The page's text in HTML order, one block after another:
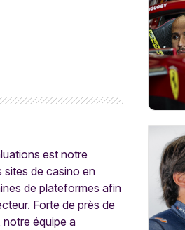
est notre
sites de casino en
de plateformes afin
Forte de près de
notre équipe a